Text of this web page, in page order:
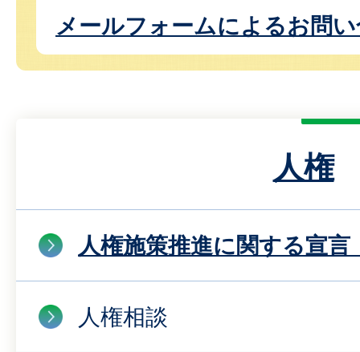
メールフォームによるお問
人権
人権施策推進に関する宣言
人権相談